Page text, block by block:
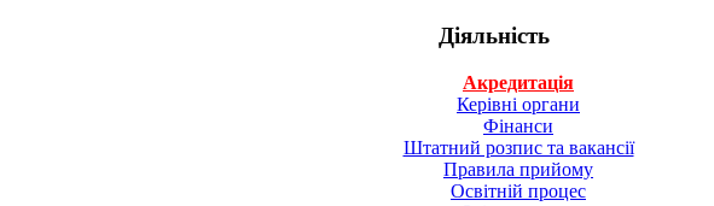
Діяльність
Акредитація
Керівні органи
Фінанси
Штатний розпис та вакансії
Правила прийому
Освітній процес